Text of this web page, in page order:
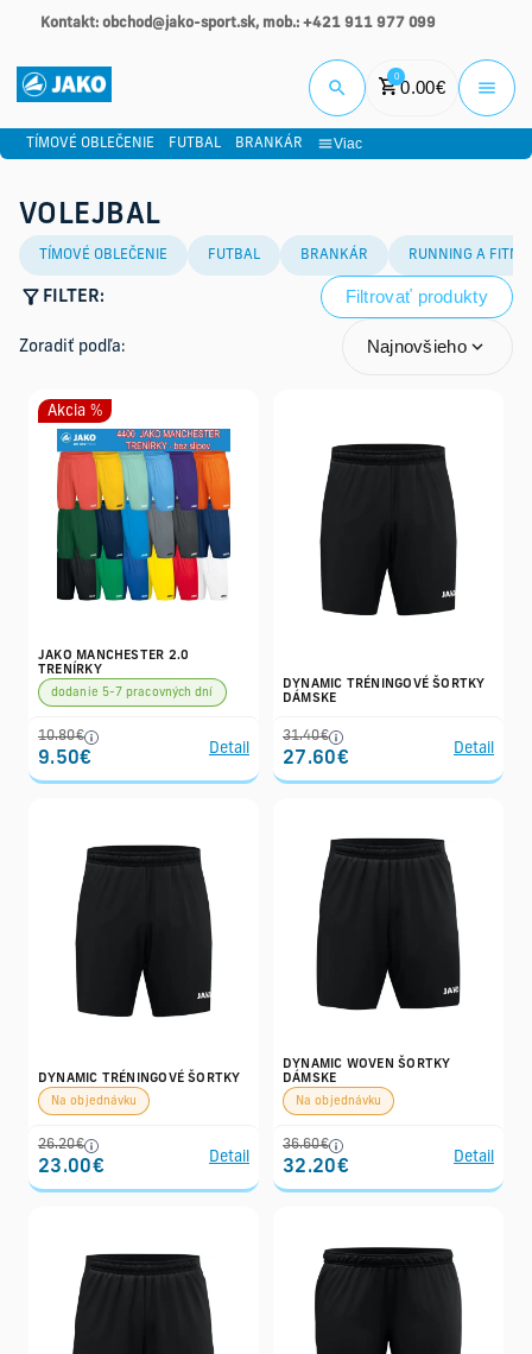
Kontakt: obchod@jako-sport.sk, mob.: +421 911 977 099
0
0.00€
TÍMOVÉ OBLEČENIE FUTBAL BRANKÁR Viac
VOLEJBAL
TÍMOVÉ OBLEČENIE FUTBAL BRANKÁR RUNNING A
FILTER: Filtrovať produkty
Zoradiť podľa: Najnovšieho
Akcia %
JAKO MANCHESTER 2.0
TRENÍRKY
dodanie 5-7 pracovných dní
10.80€
9.50€
Detail
DYNAMIC TRÉNINGOVÉ ŠORTKY
DÁMSKE
31.40€
27.60€
Detail
DYNAMIC TRÉNINGOVÉ ŠORTKY
Na objednávku
26.20€
23.00€
Detail
DYNAMIC WOVEN ŠORTKY
DÁMSKE
Na objednávku
36.60€
32.20€
Detail